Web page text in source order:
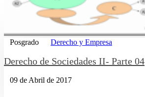
Posgrado Derecho y Empresa
Derecho de Sociedades II- Parte 04
09 de Abril de 2017